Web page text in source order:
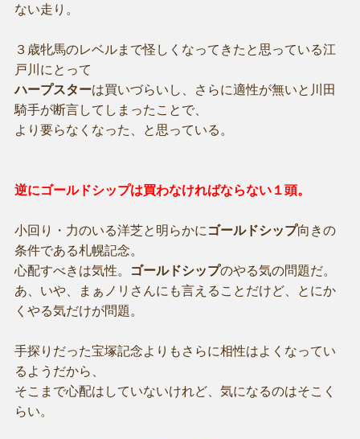
ない走り。
３歳牝馬のレベルまで怪しくなってきたと思っている江
戸川にとって
ハープスターは買いづらいし、さらに適性が無いと川田
騎手が断言してしまったことで、
より要らなくなった、と思っている。
逆にゴールドシップは買わなければならない１頭。
小回り・力のいる洋芝と明らかに ゴールドシップ向きの
条件である札幌記念。
心配すべきは気性。
ゴールドシップのやる気の問題だ。
あ、いや、まぁノリさんにも言えることだけど、とにか
くやる気だけが問題。
手探りだった宝塚記念よりもさらに相性はよくなってい
るようだから、
そこまで心配はしていないけれど、気になるのはそこく
らい。